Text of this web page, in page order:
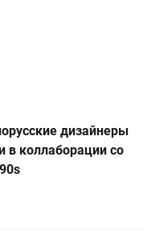
дизайнеры
в коллаборации со